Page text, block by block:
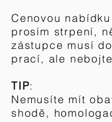
Cenovou
prosím strpení,
zástupce musí
prací, ale nebojte
TIP:
Nemusíte mít
shodě,